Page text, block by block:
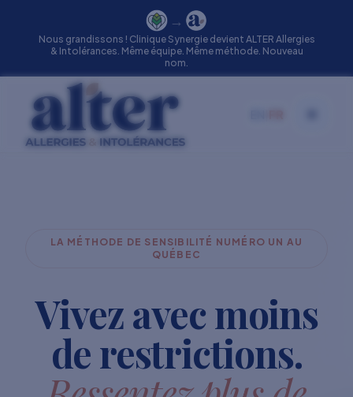
→
Nous grandissons ! Clinique Synergie devient ALTER Allergies
& Intolérances. Même équipe. Même méthode. Nouveau
nom.
LA MÉTHODE DE SENSIBILITÉ NUMÉRO UN AU
QUÉBEC
Vivez avec moins
de restrictions.